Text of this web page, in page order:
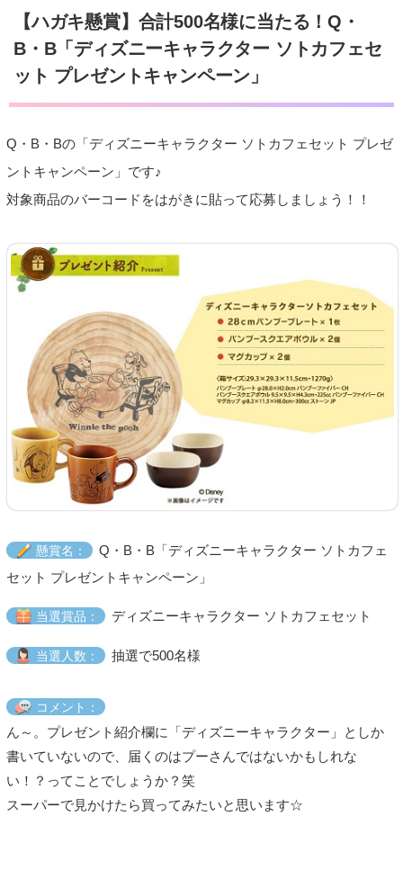
【ハガキ懸賞】合計500名様に当たる！Q・
B・B「ディズニーキャラクター ソトカフェセ
ット プレゼントキャンペーン」
Q・B・Bの「ディズニーキャラクター ソトカフェセット プレゼ
ントキャンペーン」です♪
対象商品のバーコードをはがきに貼って応募しましょう！！
懸賞名：
Q・B・B「ディズニーキャラクター ソトカフェ
セット プレゼントキャンペーン」
当選賞品： ディズニーキャラクター ソトカフェセット
当選人数： 抽選で500名様
コメント：
ん～。プレゼント紹介欄に「ディズニーキャラクター」としか
書いていないので、届くのはプーさんではないかもしれな
い！？ってことでしょうか？笑
スーパーで見かけたら買ってみたいと思います☆